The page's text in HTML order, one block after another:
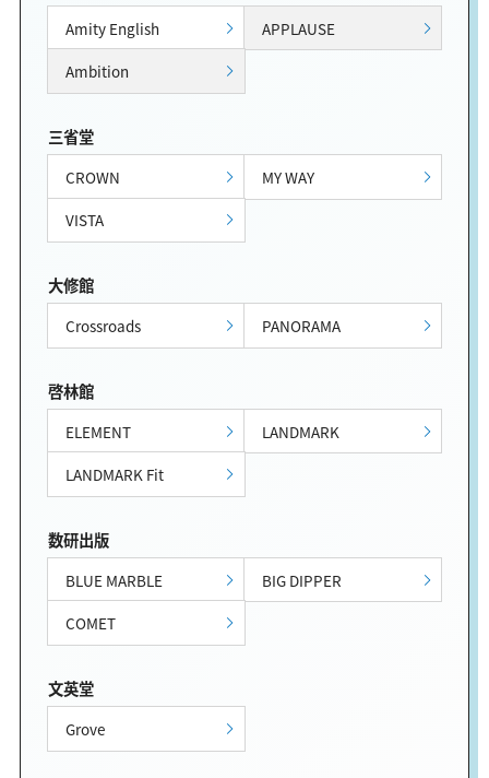
Amity English
APPLAUSE
Ambition
三省堂
CROWN
MY WAY
VISTA
大修館
Crossroads PANORAMA
啓林館
ELEMENT
LANDMARK
LANDMARK Fit
数研出版
BLUE MARBLE
BIG DIPPER
COMET
文英堂
Grove